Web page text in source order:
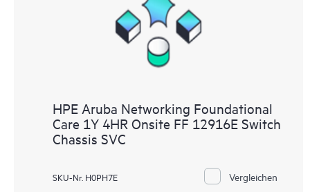
HPE Aruba Networking Foundational
Care 1Y 4HR Onsite FF 12916E Switch
Chassis SVC
SKU-Nr. H0PH7E Vergleichen